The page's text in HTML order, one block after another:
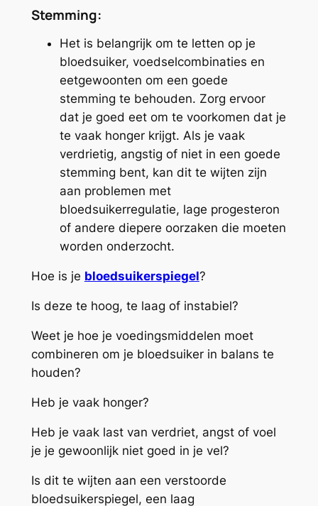
Stemming:
Het is belangrijk om te letten op je
bloedsuiker, voedselcombinaties en
eetgewoonten om een goede
stemming te behouden. Zorg ervoor
dat je goed eet om te voorkomen dat je
te vaak honger krijgt. Als je vaak
verdrietig, angstig of niet in een goede
stemming bent, kan dit te wijten zijn
aan problemen met
bloedsuikerregulatie, lage progesteron
of andere diepere oorzaken die moeten
worden onderzocht.
Hoe is je bloedsuikerspiegel?
Is deze te hoog, te laag of instabiel?
Weet je hoe je voedingsmiddelen moet
combineren om je bloedsuiker in balans te
houden?
Heb je vaak honger?
Heb je vaak last van verdriet, angst of voel
je je gewoonlijk niet goed in je vel?
Is dit te wijten aan een verstoorde
bloedsuikerspiegel, een laag